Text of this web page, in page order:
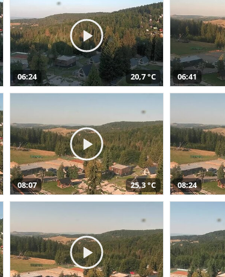
06:24 20,7 °C 06:41
08:07 25,3 °C 08:24